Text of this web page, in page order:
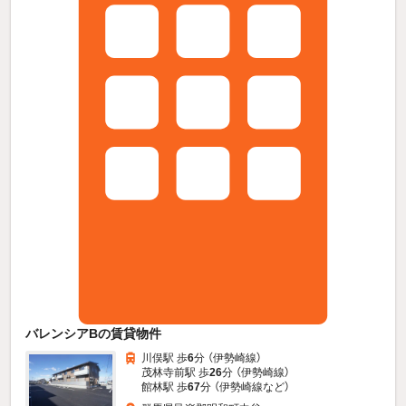
バレンシアBの賃貸物件
川俣駅 歩6分 （伊勢崎線）
茂林寺前駅 歩26分 （伊勢崎線）
館林駅 歩67分 （伊勢崎線など）